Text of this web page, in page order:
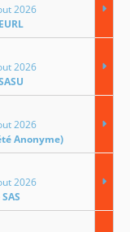
2026
2026
2026
Anonyme)
2026